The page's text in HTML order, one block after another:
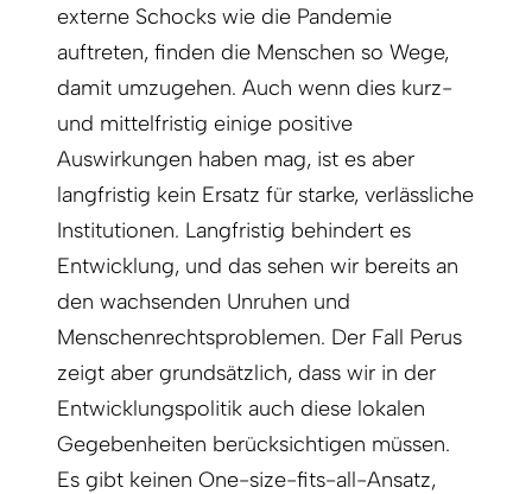
externe Schocks wie die Pandemie
auftreten, finden die Menschen so Wege,
damit umzugehen. Auch wenn dies kurz-
und mittelfristig einige positive
Auswirkungen haben mag, ist es aber
langfristig kein Ersatz für starke, verlässliche
Institutionen. Langfristig behindert es
Entwicklung, und das sehen wir bereits an
den wachsenden Unruhen und
Menschenrechtsproblemen. Der Fall Perus
zeigt aber grundsätzlich, dass wir in der
Entwicklungspolitik auch diese lokalen
Gegebenheiten berücksichtigen müssen.
Es gibt keinen One-size-fits-all-Ansatz,